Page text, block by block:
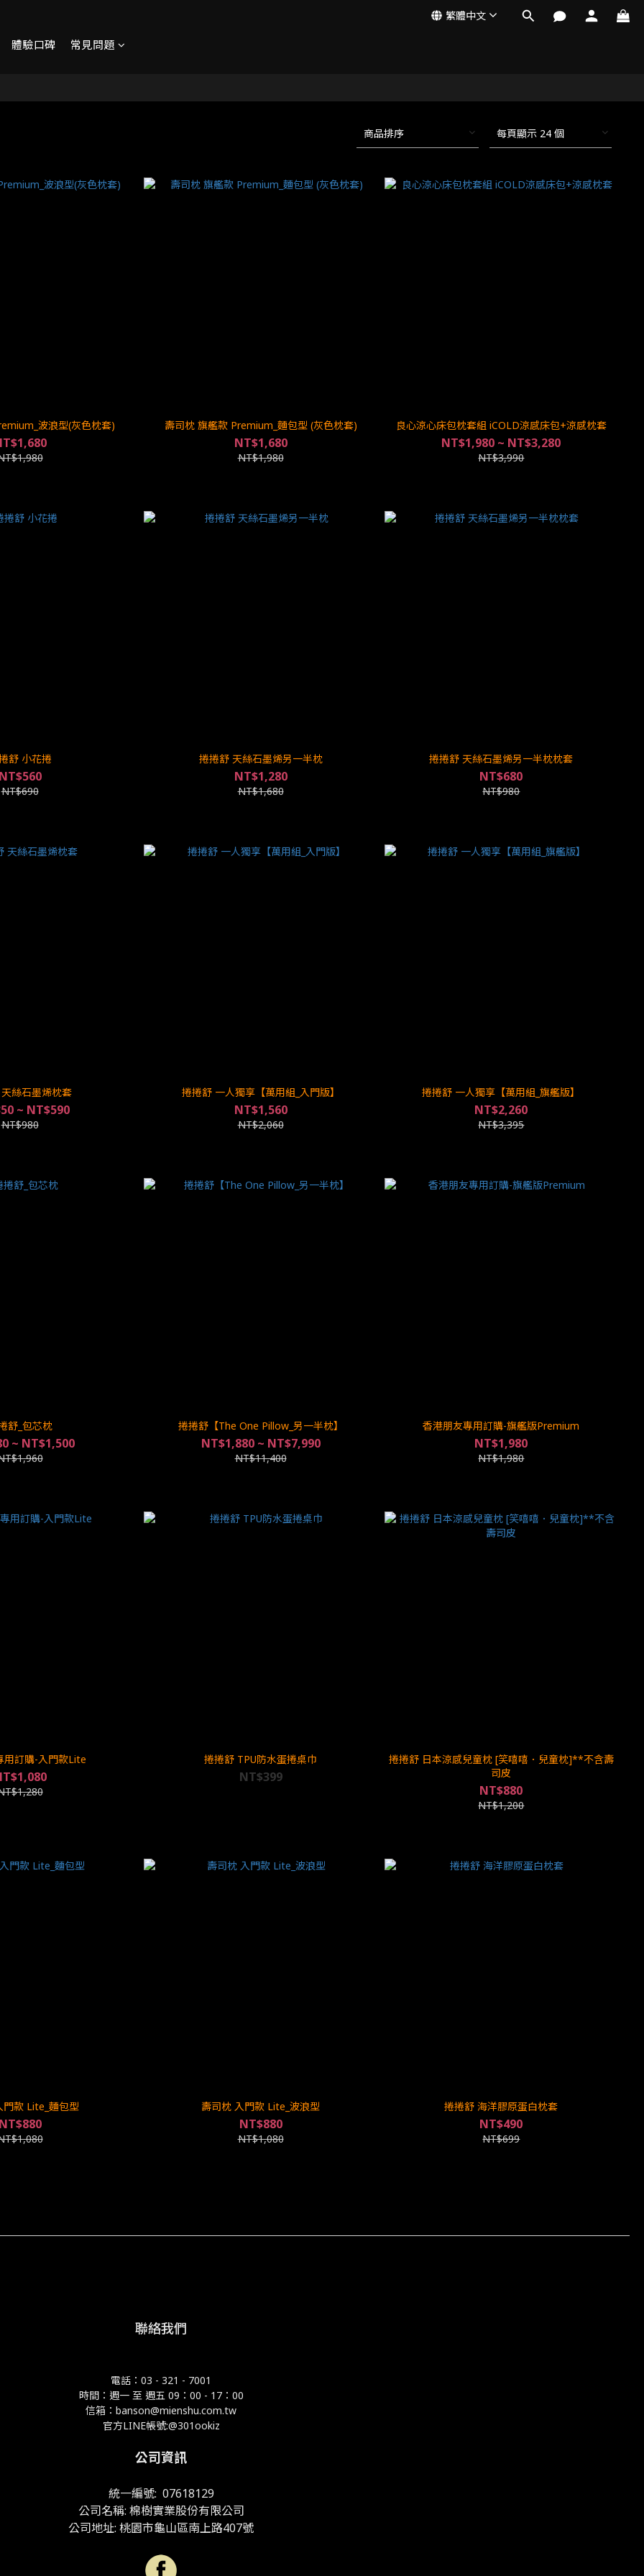
體驗口碑 常見問題
繁體中文
商品排序 每頁顯示 24 個
波浪型(灰色枕套) 壽司枕 旗艦款 Premium_麵包型 (灰色枕套)
NT$1,680
NT$1,980
良心涼心床包枕套組 iCOLD涼感床包+涼感枕套
NT$1,980 ~ NT$3,280
NT$3,990
舒 小花捲
NT$690
捲捲舒 天絲石墨烯另一半枕
NT$1,280
NT$1,680
捲捲舒 天絲石墨烯另一半枕枕套
NT$680
NT$980
絲石墨烯枕套
~ NT$590
NT$980
捲捲舒 一人獨享【萬用組_入門版】
NT$1,560
NT$2,060
捲捲舒 一人獨享【萬用組_旗艦版】
NT$2,260
NT$3,395
舒_包芯枕
~ NT$1,500
捲捲舒【The One Pillow_另一半枕】
NT$1,880 ~ NT$7,990
NT$11,400
香港朋友專用訂購-旗艦版Premium
NT$1,980
NT$1,980
用訂購-入門款Lite 捲捲舒 TPU防水蛋捲桌巾
NT$399
捲捲舒 日本涼感兒童枕 [笑嘻嘻．兒童枕]**不含壽
司皮
NT$880
NT$1,200
門款 Lite_麵包型 壽司枕 入門款 Lite_波浪型
NT$880
NT$1,080
捲捲舒 海洋膠原蛋白枕套
NT$490
NT$699
聯絡我們
電話：03 - 321 - 7001
時間：週一 至 週五 09：00 - 17：00
信箱：banson@mienshu.com.tw
官方LINE帳號:@301ookiz
公司資訊
統一編號: 07618129
公司名稱: 棉樹實業股份有限公司
公司地址: 桃園市龜山區南上路407號